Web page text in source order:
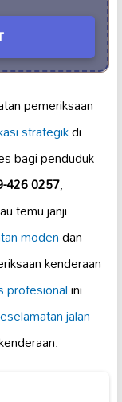
pemeriksaan
strategikdi
bagi penduduk
426 0257,
temu janji
modendan
kenderaan
profesionalini
jalan